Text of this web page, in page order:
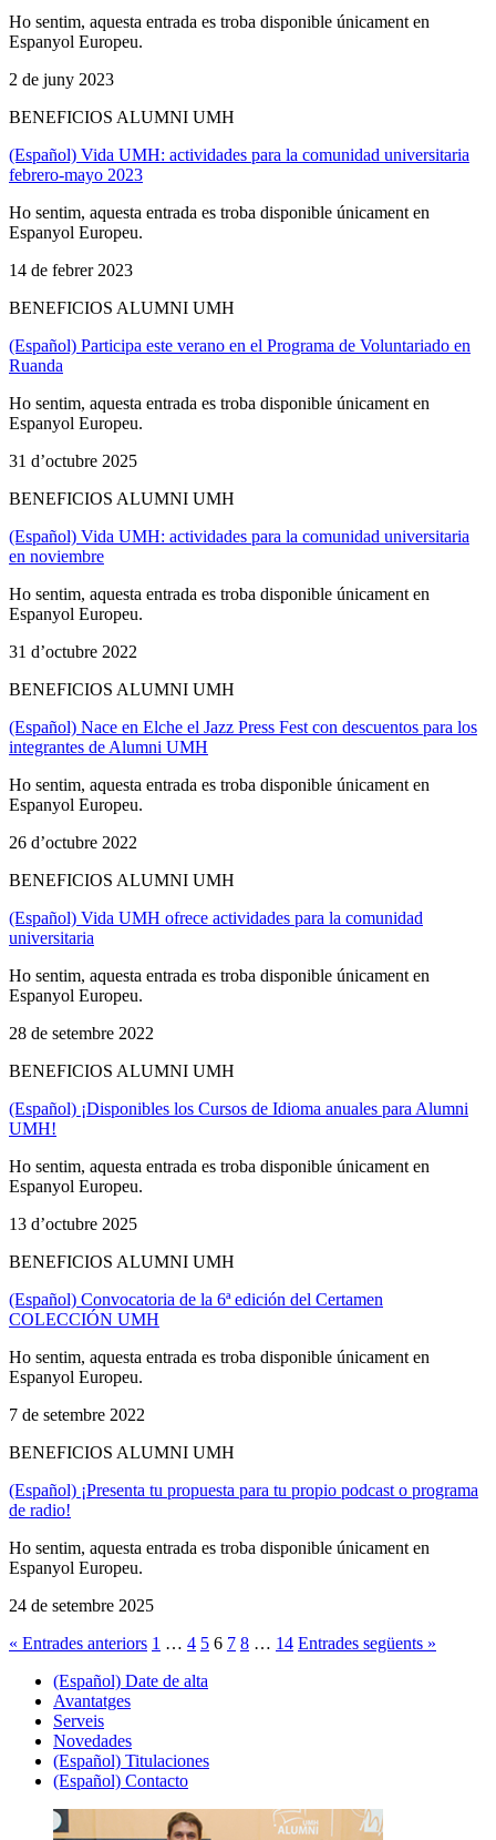
Ho sentim, aquesta entrada es troba disponible únicament en
Espanyol Europeu.
2 de juny 2023
BENEFICIOS ALUMNI UMH
(Español) Vida UMH: actividades para la comunidad universitaria
febrero-mayo 2023
Ho sentim, aquesta entrada es troba disponible únicament en
Espanyol Europeu.
14 de febrer 2023
BENEFICIOS ALUMNI UMH
(Español) Participa este verano en el Programa de Voluntariado en
Ruanda
Ho sentim, aquesta entrada es troba disponible únicament en
Espanyol Europeu.
31 d’octubre 2025
BENEFICIOS ALUMNI UMH
(Español) Vida UMH: actividades para la comunidad universitaria
en noviembre
Ho sentim, aquesta entrada es troba disponible únicament en
Espanyol Europeu.
31 d’octubre 2022
BENEFICIOS ALUMNI UMH
(Español) Nace en Elche el Jazz Press Fest con descuentos para los
integrantes de Alumni UMH
Ho sentim, aquesta entrada es troba disponible únicament en
Espanyol Europeu.
26 d’octubre 2022
BENEFICIOS ALUMNI UMH
(Español) Vida UMH ofrece actividades para la comunidad
universitaria
Ho sentim, aquesta entrada es troba disponible únicament en
Espanyol Europeu.
28 de setembre 2022
BENEFICIOS ALUMNI UMH
(Español) ¡Disponibles los Cursos de Idioma anuales para Alumni
UMH!
Ho sentim, aquesta entrada es troba disponible únicament en
Espanyol Europeu.
13 d’octubre 2025
BENEFICIOS ALUMNI UMH
(Español) Convocatoria de la 6ª edición del Certamen
COLECCIÓN UMH
Ho sentim, aquesta entrada es troba disponible únicament en
Espanyol Europeu.
7 de setembre 2022
BENEFICIOS ALUMNI UMH
(Español) ¡Presenta tu propuesta para tu propio podcast o programa
de radio!
Ho sentim, aquesta entrada es troba disponible únicament en
Espanyol Europeu.
24 de setembre 2025
« Entrades anteriors 1 … 4 5 6 7 8 … 14 Entrades següents »
(Español) Date de alta
Avantatges
Serveis
Novedades
(Español) Titulaciones
(Español) Contacto